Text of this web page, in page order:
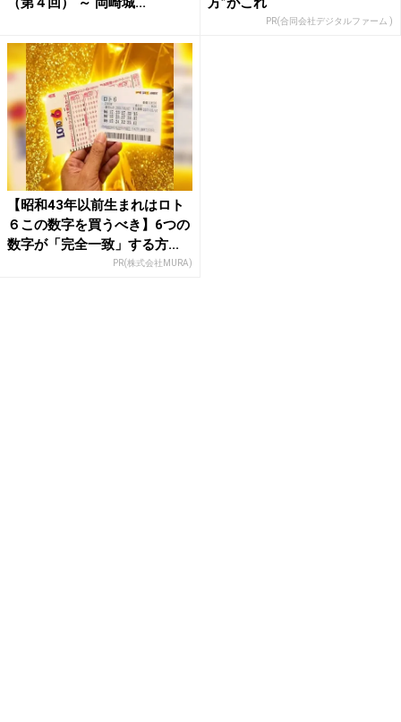
PR(合同会社デジタルファーム )
【昭和43年以前生まれはロト
６この数字を買うべき】6つの
数字が「完全一致」する方...
PR(株式会社MURA)